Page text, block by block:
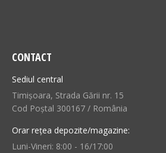
CONTACT
Sediul central
Timișoara, Strada Gării nr. 15
Cod Poștal 300167 / România
Orar rețea depozite/magazine:
Luni-Vineri: 8:00 - 16/17:00